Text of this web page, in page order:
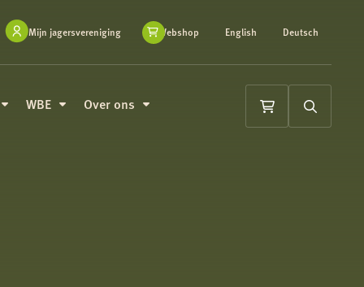
Mijn jagersvereniging Webshop English Deutsch
WBE Over ons
Winkelwagen
Zoeken